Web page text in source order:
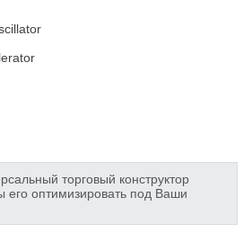
торговый конструктор
его оптимизировать под Ваши